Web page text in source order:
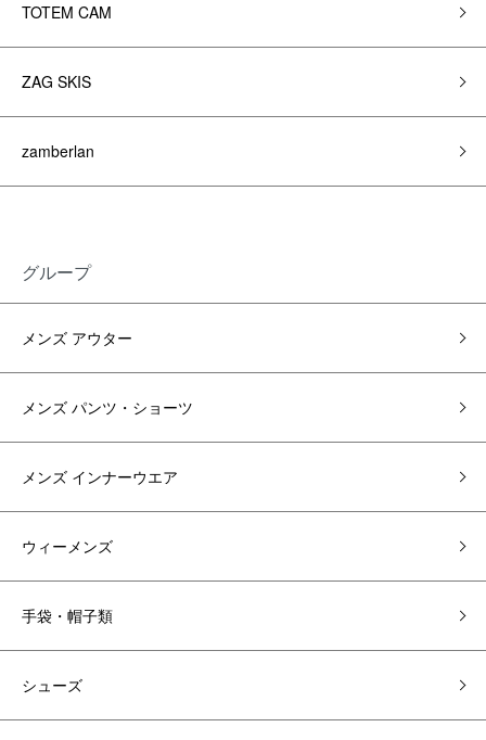
TOTEM CAM
ZAG SKIS
zamberlan
グループ
メンズ アウター
メンズ パンツ・ショーツ
メンズ インナーウエア
ウィーメンズ
手袋・帽子類
シューズ